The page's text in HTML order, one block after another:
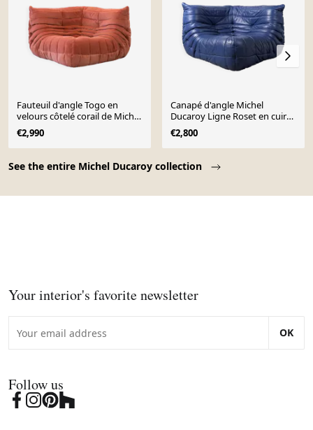
See the entire Michel Ducaroy collection
Fauteuil d'angle Togo en
velours côtelé corail de Michel
Ducaroy pour Ligne Roset
€2,990
Canapé d'angle Michel
Ducaroy Ligne Roset en cuir
bleu Togo, France, années
1980
€2,800
Your interior's favorite newsletter
OK
Follow us